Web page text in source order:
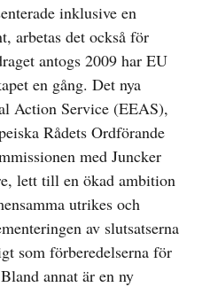
inklusive en
arbetas det också för
antogs 2009 har EU
en gång. Det nya
Action Service (EEAS),
Rådets Ordförande
med Juncker
lett till en ökad ambition
utrikes och
av slutsatserna
som förberedelserna för
annat är en ny